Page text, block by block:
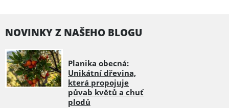
NOVINKY Z NAŠEHO BLOGU
Planika obecná:
Unikátní dřevina,
která propojuje
půvab květů a chuť
plodů